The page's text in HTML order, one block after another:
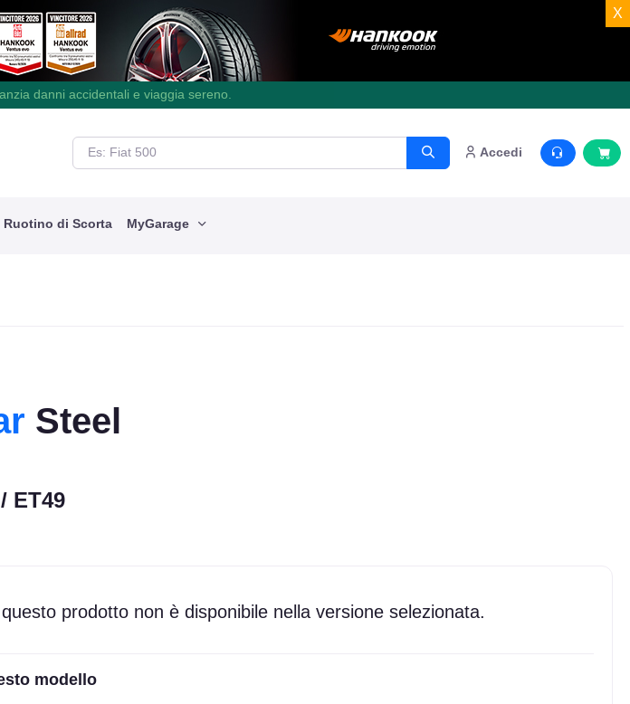
X
danni accidentali e viaggia sereno.
Accedi
Ruotino di Scorta MyGarage
Steel
ET49
prodotto non è disponibile nella versione selezionata.
modello